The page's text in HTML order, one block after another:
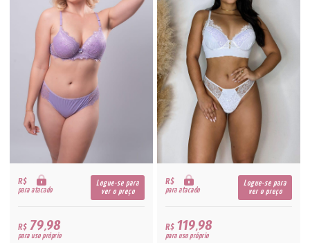
R$
para atacado
Logue-se para
ver o preço
R$79,98
para uso próprio
R$
para atacado
Logue-se para
ver o preço
R$119,98
para uso próprio